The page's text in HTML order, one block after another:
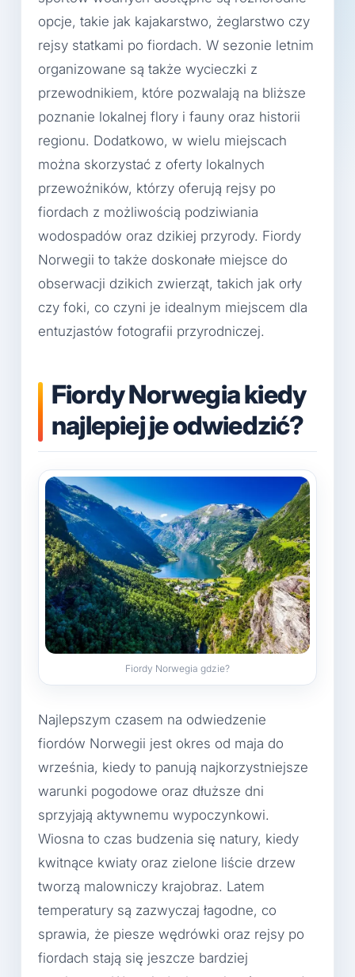
opcje, takie jak kajakarstwo, żeglarstwo czy
rejsy statkami po fiordach. W sezonie letnim
organizowane są także wycieczki z
przewodnikiem, które pozwalają na bliższe
poznanie lokalnej flory i fauny oraz historii
regionu. Dodatkowo, w wielu miejscach
można skorzystać z oferty lokalnych
przewoźników, którzy oferują rejsy po
fiordach z możliwością podziwiania
wodospadów oraz dzikiej przyrody. Fiordy
Norwegii to także doskonałe miejsce do
obserwacji dzikich zwierząt, takich jak orły
czy foki, co czyni je idealnym miejscem dla
entuzjastów fotografii przyrodniczej.
Fiordy Norwegia kiedy
najlepiej je odwiedzić?
Fiordy Norwegia gdzie?
Najlepszym czasem na odwiedzenie
fiordów Norwegii jest okres od maja do
września, kiedy to panują najkorzystniejsze
warunki pogodowe oraz dłuższe dni
sprzyjają aktywnemu wypoczynkowi.
Wiosna to czas budzenia się natury, kiedy
kwitnące kwiaty oraz zielone liście drzew
tworzą malowniczy krajobraz. Latem
temperatury są zazwyczaj łagodne, co
sprawia, że piesze wędrówki oraz rejsy po
fiordach stają się jeszcze bardziej